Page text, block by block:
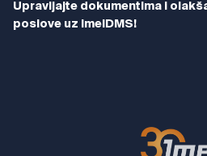
Upravljajte dokumentima i
poslove uz ImelDMS!